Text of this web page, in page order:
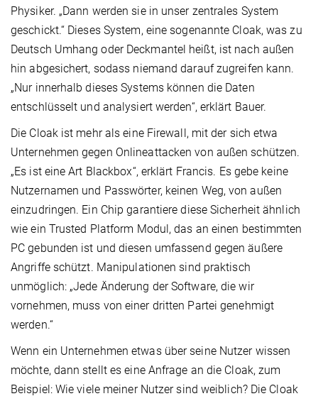
Physiker. „Dann werden sie in unser zentrales System
geschickt.“ Dieses System, eine sogenannte Cloak, was zu
Deutsch Umhang oder Deckmantel heißt, ist nach außen
hin abgesichert, sodass niemand darauf zugreifen kann.
„Nur innerhalb dieses Systems können die Daten
entschlüsselt und analysiert werden“, erklärt Bauer.
Die Cloak ist mehr als eine Firewall, mit der sich etwa
Unternehmen gegen Onlineattacken von außen schützen.
„Es ist eine Art Blackbox“, erklärt Francis. Es gebe keine
Nutzernamen und Passwörter, keinen Weg, von außen
einzudringen. Ein Chip garantiere diese Sicherheit ähnlich
wie ein Trusted Platform Modul, das an einen bestimmten
PC gebunden ist und diesen umfassend gegen äußere
Angriffe schützt. Manipulationen sind praktisch
unmöglich: „Jede Änderung der Software, die wir
vornehmen, muss von einer dritten Partei genehmigt
werden.“
Wenn ein Unternehmen etwas über seine Nutzer wissen
möchte, dann stellt es eine Anfrage an die Cloak, zum
Beispiel: Wie viele meiner Nutzer sind weiblich? Die Cloak